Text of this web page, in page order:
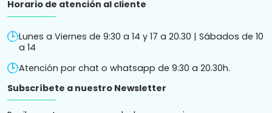
cookies
privacidad
de compra
Ortopedia Ortoespaña S.L. ha sido beneficiaria de Fondos
Europeos cuyo objetivo es la mejora de la competitividad de
las PYMES, y gracias al cual ha puesto en marcha un Plan de
Acción con el objetivo de reforzar la digitalización y la
competitividad de las pymes durante el año 2025. Para ello
ha contado con el apoyo del Programa Pyme Digital de la
Cámara de Comercio de Córdoba.